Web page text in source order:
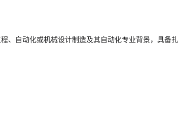
、自动化或机械设计制造及其自动化专业背景，具